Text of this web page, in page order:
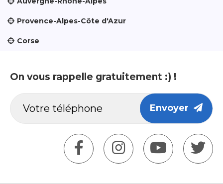
Provence-Alpes-Côte d'Azur
Corse
On vous rappelle gratuitement :) !
Envoyer